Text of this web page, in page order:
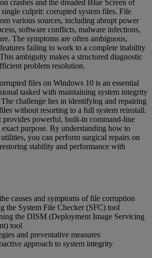
crashes and the dreaded Blue Screen of
culprit: corrupted system files. File
various sources, including abrupt power
software conflicts, malware infections,
The symptoms are often ambiguous,
failing to work to a complete inability
ambiguity makes a structured diagnostic
problem resolution.
files on Windows 10 is an essential
tasked with maintaining system integrity
challenge lies in identifying and repairing
without resorting to a full system reinstall.
provides powerful, built-in command-line
purpose. By understanding how to
you can perform surgical repairs on
stability and performance with
causes and symptoms of file corruption
the System File Checker (SFC) tool
the DISM (Deployment Image Servicing
tool
and preventative measures
approach to system integrity